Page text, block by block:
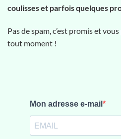
coulisses et parfois quelques
Pas de spam, c’est promis et
tout moment !